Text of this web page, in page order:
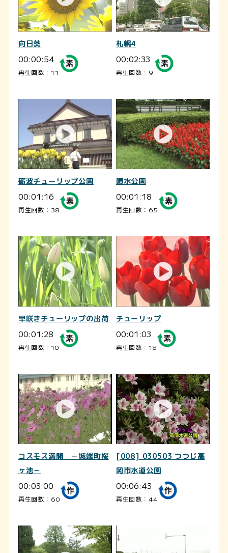
向日葵
00:00:54
再生回数：11
札幌4
00:02:33
再生回数：9
砺波チューリップ公園
00:01:16
再生回数：38
噴水公園
00:01:18
再生回数：65
早咲きチューリップの出荷
00:01:28
再生回数：10
チューリップ
00:01:03
再生回数：18
コスモス満開 －城端町桜
ヶ池－
00:03:00
再生回数：60
[008] 030503 つつじ高
岡市水道公園
00:06:43
再生回数：44